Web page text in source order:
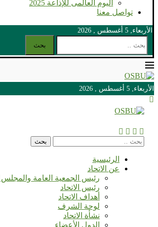
اليوم العالمى للإذاعة 2025
تواصل معنا
الأربعاء, 5 أغسطس , 2026
بحث
الأربعاء, 5 أغسطس , 2026
بحث
الرئيسية
عن الاتحاد
رئيس الجمعية العامة والمجلس
رئيس الاتحاد
أهداف الاتحاد
لوحة الشرف
نشأة الاتحاد
الدول الأعضاء